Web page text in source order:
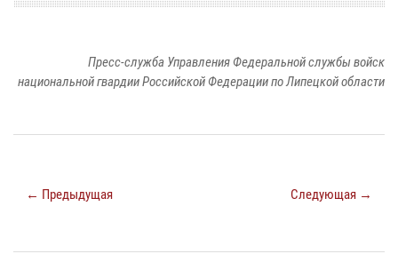
Пресс-служба Управления Федеральной службы войск
национальной гвардии Российской Федерации по Липецкой области
← Предыдущая Следующая →